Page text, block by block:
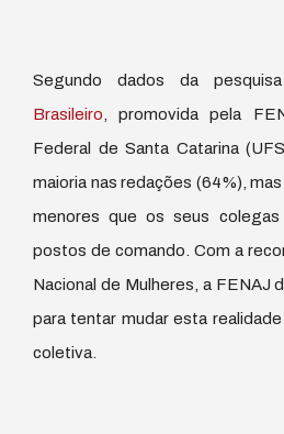
Segundo dados da
Brasileiro , promovida pela
Federal de Santa Catarina
maioria nas redações (64%),
menores que os seus
postos de comando. Com a
Nacional de Mulheres, a FENAJ
para tentar mudar esta
coletiva.